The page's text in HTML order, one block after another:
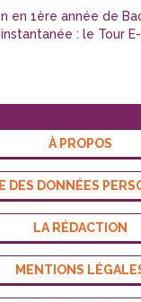
en 1ère année de
: le Tour
À PROPOS
DES DONNÉES
LA RÉDACTION
MENTIONS